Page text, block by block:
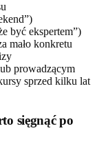
być ekspertem”)
mało konkretu
prowadzącym
sprzed kilku lat
sięgnąć po